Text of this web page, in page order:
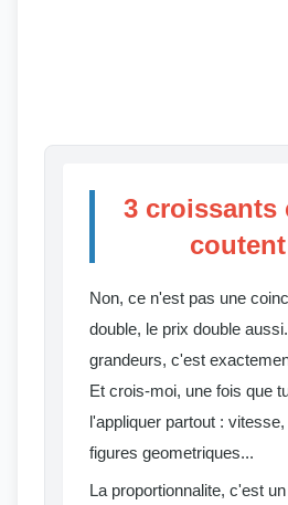
3 croissants
Non, ce n'est pas une
double, le prix double
grandeurs, c'est
Et crois-moi, une fois que
l'appliquer partout :
figures geometriques...
La proportionnalite, c'est